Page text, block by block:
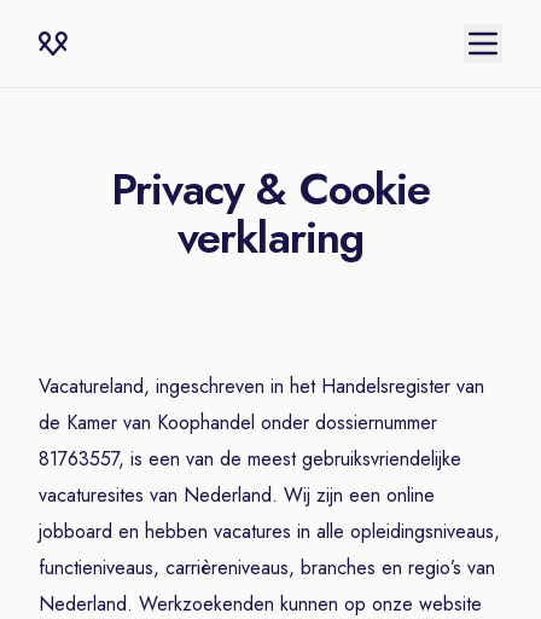
Privacy & Cookie
verklaring
Vacatureland, ingeschreven in het Handelsregister van
de Kamer van Koophandel onder dossiernummer
81763557, is een van de meest gebruiksvriendelijke
vacaturesites van Nederland. Wij zijn een online
jobboard en hebben vacatures in alle opleidingsniveaus,
functieniveaus, carrièreniveaus, branches en regio’s van
Nederland. Werkzoekenden kunnen op onze website